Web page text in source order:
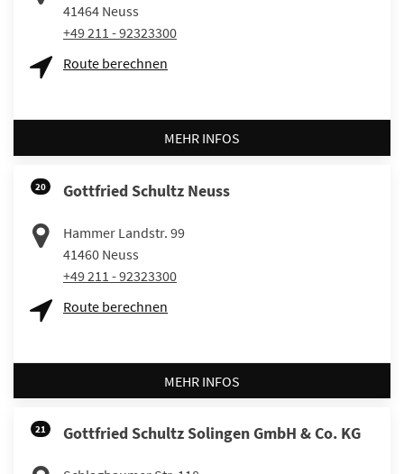
41464 Neuss
+49 211 - 92323300
Route berechnen
MEHR INFOS
20 Gottfried Schultz Neuss
Hammer Landstr. 99
41460 Neuss
+49 211 - 92323300
Route berechnen
MEHR INFOS
21 Gottfried Schultz Solingen GmbH & Co. KG